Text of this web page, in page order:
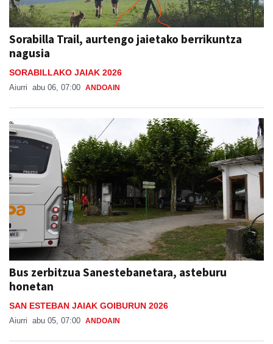
Sorabilla Trail, aurtengo jaietako berrikuntza
nagusia
SORABILLAKO JAIAK 2026
Aiurri abu 06, 07:00 ANDOAIN
Bus zerbitzua Sanestebanetara, asteburu
honetan
SAN ESTEBAN JAIAK GOIBURUN 2026
Aiurri abu 05, 07:00 ANDOAIN